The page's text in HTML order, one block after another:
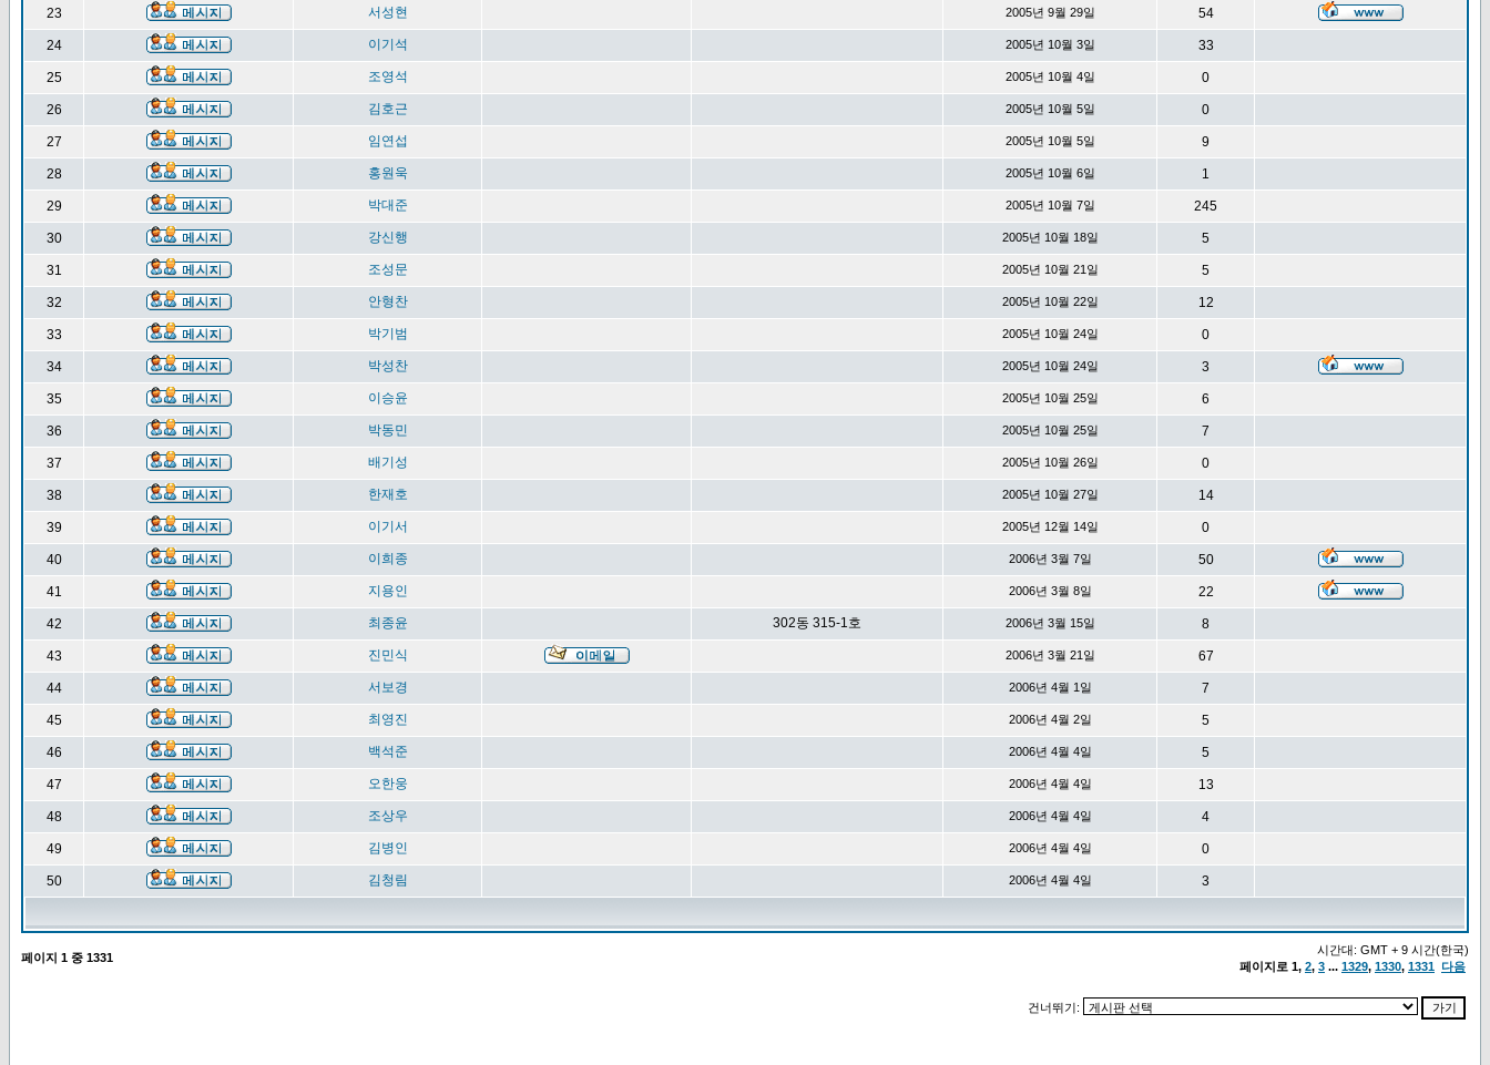
23 서성현 2005년 9월 29일 54
24 이기석 2005년 10월 3일 33
25 조영석 2005년 10월 4일 0
26 김호근 2005년 10월 5일 0
27 임연섭 2005년 10월 5일 9
28 홍원욱 2005년 10월 6일 1
29 박대준 2005년 10월 7일 245
30 강신행 2005년 10월 18일 5
31 조성문 2005년 10월 21일 5
32 안형찬 2005년 10월 22일 12
33 박기범 2005년 10월 24일 0
34 박성찬 2005년 10월 24일 3
35 이승윤 2005년 10월 25일 6
36 박동민 2005년 10월 25일 7
37 배기성 2005년 10월 26일 0
38 한재호 2005년 10월 27일 14
39 이기서 2005년 12월 14일 0
40 이희종 2006년 3월 7일 50
41 지용인 2006년 3월 8일 22
42 최종윤 302동 315-1호 2006년 3월 15일 8
43 진민식 2006년 3월 21일 67
44 서보경 2006년 4월 1일 7
45 최영진 2006년 4월 2일 5
46 백석준 2006년 4월 4일 5
47 오한웅 2006년 4월 4일 13
48 조상우 2006년 4월 4일 4
49 김병인 2006년 4월 4일 0
50 김청림 2006년 4월 4일 3
페이지 1 중 1331
시간대: GMT + 9 시간(한국)
페이지로 1, 2, 3 ... 1329, 1330, 1331 다음
건너뛰기: